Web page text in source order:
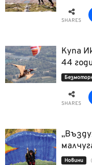
SHARES
Купа
44
SHARES
Новини